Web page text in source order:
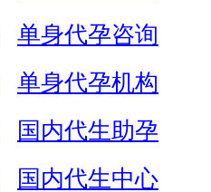
单身代孕咨询
单身代孕机构
国内代生助孕
国内代生中心